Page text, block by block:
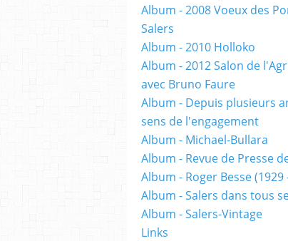
Album - 2008 Voeux des
Salers
Album - 2010 Holloko
Album - 2012 Salon de
avec Bruno Faure
Album - Depuis plusieurs
sens de l'engagement
Album - Michael-Bullara
Album - Revue de Presse
Album - Roger Besse (1929
Album - Salers dans tous
Album - Salers-Vintage
Links